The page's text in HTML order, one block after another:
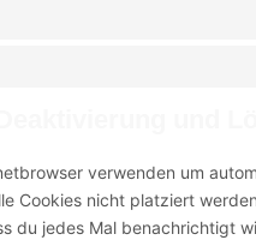
verwenden um
Cookies nicht platziert
du jedes Mal benachrichtigt